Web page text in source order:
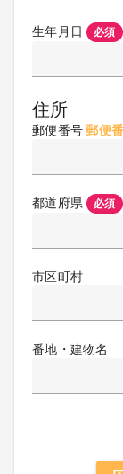
生年月日 必須
住所
郵便番号郵便
都道府県 必須
市区町村
番地・建物名